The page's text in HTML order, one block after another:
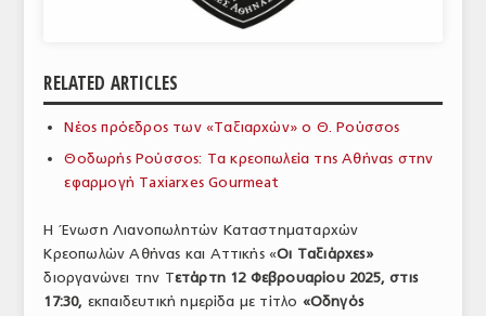
ΣΦΑΓΕΙΑ
ΥΠΗΡΕΣΙΕΣ
RELATED ARTICLES
Νέος πρόεδρος των «Ταξιαρχών» ο Θ. Ρούσσος
Θοδωρής Ρούσσος: Τα κρεοπωλεία της Αθήνας στην
εφαρμογή Taxiarxes Gourmeat
Η Ένωση Λιανοπωλητών Καταστηματαρχών
Κρεοπωλών Αθήνας και Αττικής «Οι Ταξιάρχες»
διοργανώνει την Τετάρτη 12 Φεβρουαρίου 2025, στις
17:30, εκπαιδευτική ημερίδα με τίτλο «Οδηγός